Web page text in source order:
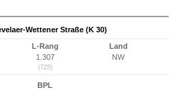
Wettener Straße (K 30)
L-Rang
1.307
(725)
Land
NW
BPL